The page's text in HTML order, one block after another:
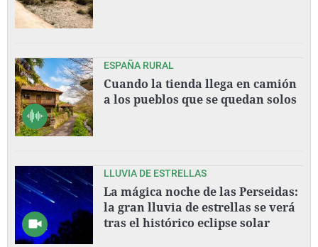
ESPAÑA RURAL
Cuando la tienda llega en camión
a los pueblos que se quedan solos
LLUVIA DE ESTRELLAS
La mágica noche de las Perseidas:
la gran lluvia de estrellas se verá
tras el histórico eclipse solar